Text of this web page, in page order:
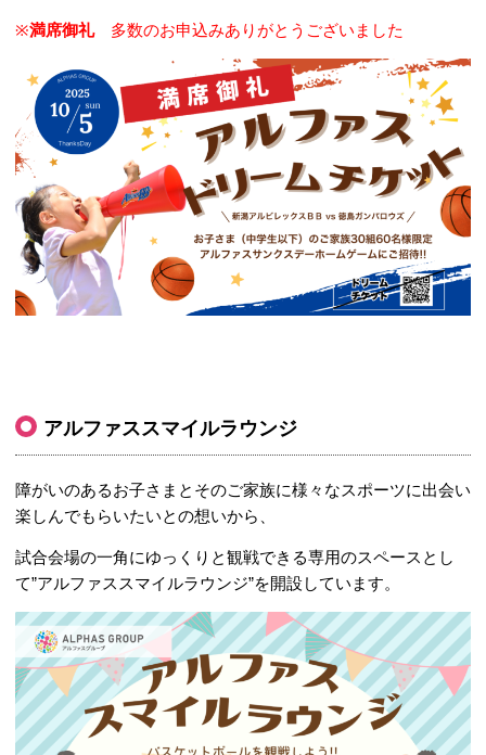
※満席御礼 多数のお申込みありがとうございました
アルファススマイルラウンジ
障がいのあるお子さまとそのご家族に様々なスポーツに出会い
楽しんでもらいたいとの想いから、
試合会場の一角にゆっくりと観戦できる専用のスペースとし
て”アルファススマイルラウンジ”を開設しています。